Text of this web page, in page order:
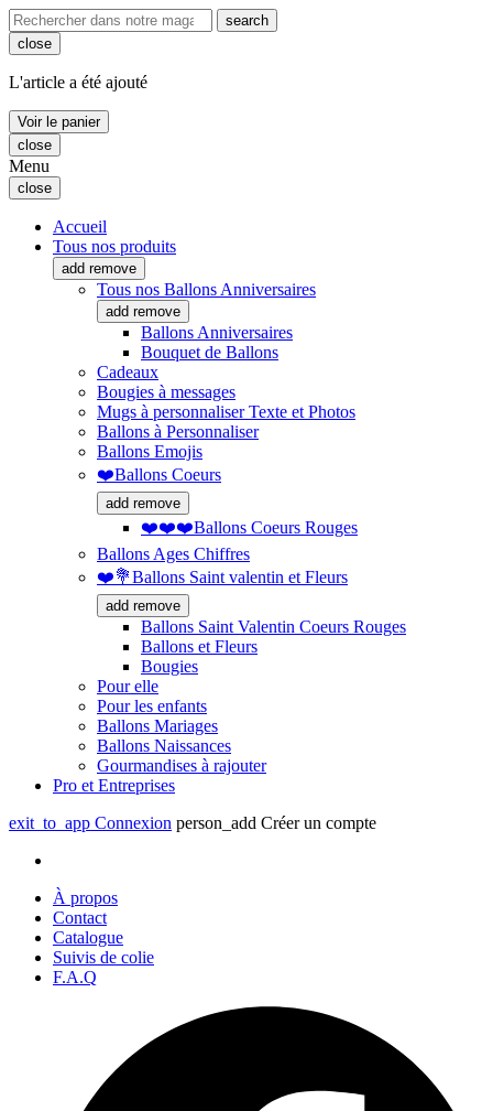
search
close
L'article a été ajouté
Voir le panier
close
Menu
close
Accueil
Tous nos produits
add remove
Tous nos Ballons Anniversaires
add remove
Ballons Anniversaires
Bouquet de Ballons
Cadeaux
Bougies à messages
Mugs à personnaliser Texte et Photos
Ballons à Personnaliser
Ballons Emojis
❤️Ballons Coeurs
add remove
❤️❤️❤️Ballons Coeurs Rouges
Ballons Ages Chiffres
❤️💐Ballons Saint valentin et Fleurs
add remove
Ballons Saint Valentin Coeurs Rouges
Ballons et Fleurs
Bougies
Pour elle
Pour les enfants
Ballons Mariages
Ballons Naissances
Gourmandises à rajouter
Pro et Entreprises
exit_to_app Connexion person_add Créer un compte
À propos
Contact
Catalogue
Suivis de colie
F.A.Q